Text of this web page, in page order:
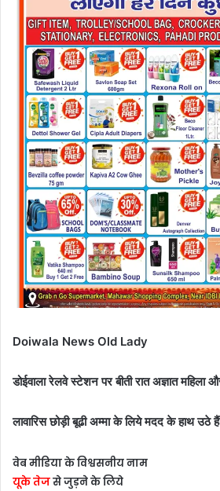
Doiwala News Old Lady
डोईवाला रेलवे स्टेशन पर बीती रात अज्ञात महिला
लावारिस छोड़ी बूढी अम्मा के लिये मदद के हाथ उठे हैं
वेब मीडिया के विश्वसनीय नाम
यूके तेजसे जुड़ने के लिये